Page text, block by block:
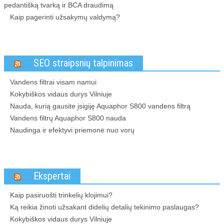
pedantišką tvarką ir BCA draudimą
Kaip pagerinti užsakymų valdymą?
SEO straipsnių talpinimas
Vandens filtrai visam namui
Kokybiškos vidaus durys Vilniuje
Nauda, kurią gausite įsigiję Aquaphor S800 vandens filtrą
Vandens filtrų Aquaphor S800 nauda
Naudinga ir efektyvi priemonė nuo vorų
Ekspertai
Kaip pasiruošti trinkelių klojimui?
Ką reikia žinoti užsakant didelių detalių tekinimo paslaugas?
Kokybiškos vidaus durys Vilniuje